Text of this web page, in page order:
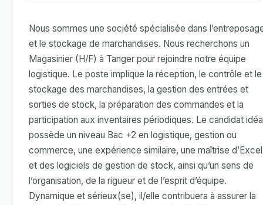
Nous sommes une société spécialisée dans
et le stockage de marchandises. Nous recherchons un
Magasinier (H/F) à Tanger pour rejoindre notre équipe
logistique. Le poste implique la réception, le contrôle et le
stockage des marchandises, la gestion des entrées et
sorties de stock, la préparation des commandes et la
participation aux inventaires périodiques. Le candidat
possède un niveau Bac +2 en logistique, gestion ou
commerce, une expérience similaire, une maîtrise d’Excel
et des logiciels de gestion de stock, ainsi qu’un sens de
l’organisation, de la rigueur et de l’esprit d’équipe.
Dynamique et sérieux(se), il/elle contribuera à assurer la